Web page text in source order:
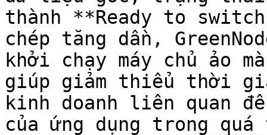
thành **Ready to
chép tăng dần,
khởi chạy máy chủ ảo
giúp giảm thiểu thời
kinh doanh liên quan
của ứng dụng trong